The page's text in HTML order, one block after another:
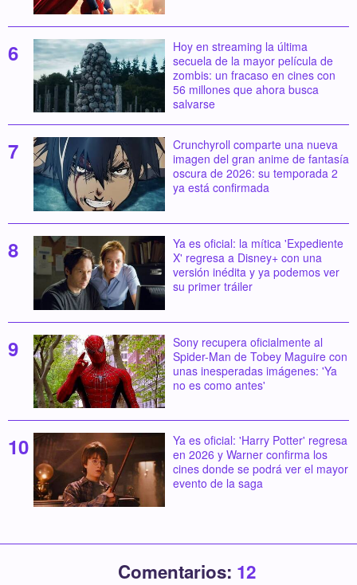
Hoy en streaming la última
secuela de la mayor película de
zombis: un fracaso en cines con
56 millones que ahora busca
salvarse
Crunchyroll comparte una nueva
imagen del gran anime de fantasía
oscura de 2026: su temporada 2
ya está confirmada
Ya es oficial: la mítica 'Expediente
X' regresa a Disney+ con una
versión inédita y ya podemos ver
su primer tráiler
Sony recupera oficialmente al
Spider-Man de Tobey Maguire con
unas inesperadas imágenes: 'Ya
no es como antes'
Ya es oficial: 'Harry Potter' regresa
en 2026 y Warner confirma los
cines donde se podrá ver el mayor
evento de la saga
Comentarios: 12